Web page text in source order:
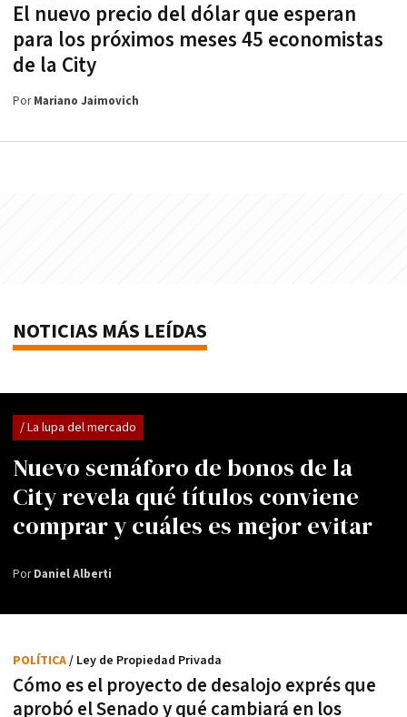
El nuevo precio del dólar que esperan
para los próximos meses 45 economistas
de la City
PorMariano Jaimovich
NOTICIAS MÁS LEÍDAS
Nuevo semáforo de bonos de la
City revela qué títulos conviene
comprar y cuáles es mejor evitar
/ La lupa del mercado
PorDaniel Alberti
Cómo es el proyecto de desalojo exprés que
aprobó el Senado y qué cambiará en los
POLÍTICA/ Ley de Propiedad Privada